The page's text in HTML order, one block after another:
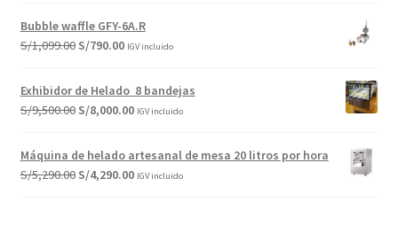
original
era:
actual
Bubble waffle GFY-6A.R
S/1,099.00 El
original
era:
S/1,099.00.
S/790.00El
actual
es:
IGV incluido
Exhibidor de Helado 8 bandejas
S/9,500.00 El
original
era:
S/9,500.00.
S/8,000.00El
actual
es:
IGV incluido
Máquina de helado artesanal de mesa 20 litros por hora
S/5,290.00 El
S/4,290.00ElIGV incluido